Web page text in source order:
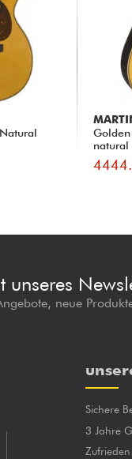
natural
unseres
neue
Sichere
3 Jahre